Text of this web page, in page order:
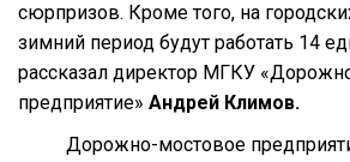
сюрпризов. Кроме того, на
зимний период будут работать 14
рассказал директор МГКУ
предприятие» Андрей Климов.
Дорожно-мостовое